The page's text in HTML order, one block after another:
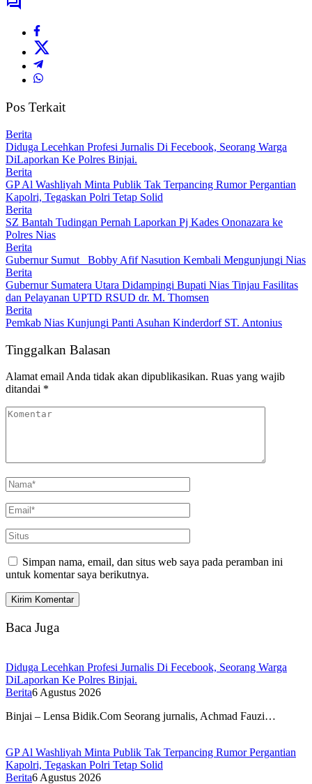
Pos Terkait
Berita
Diduga Lecehkan Profesi Jurnalis Di Fecebook, Seorang Warga
DiLaporkan Ke Polres Binjai.
Berita
GP Al Washliyah Minta Publik Tak Terpancing Rumor Pergantian
Kapolri, Tegaskan Polri Tetap Solid
Berita
SZ Bantah Tudingan Pernah Laporkan Pj Kades Ononazara ke
Polres Nias
Berita
Gubernur Sumut Bobby Afif Nasution Kembali Mengunjungi Nias
Berita
Gubernur Sumatera Utara Didampingi Bupati Nias Tinjau Fasilitas
dan Pelayanan UPTD RSUD dr. M. Thomsen
Berita
Pemkab Nias Kunjungi Panti Asuhan Kinderdorf ST. Antonius
Tinggalkan Balasan
Alamat email Anda tidak akan dipublikasikan. Ruas yang wajib
ditandai *
Simpan nama, email, dan situs web saya pada peramban ini
untuk komentar saya berikutnya.
Baca Juga
Diduga Lecehkan Profesi Jurnalis Di Fecebook, Seorang Warga
DiLaporkan Ke Polres Binjai.
Berita6 Agustus 2026
Binjai – Lensa Bidik.Com Seorang jurnalis, Achmad Fauzi…
GP Al Washliyah Minta Publik Tak Terpancing Rumor Pergantian
Kapolri, Tegaskan Polri Tetap Solid
Berita6 Agustus 2026